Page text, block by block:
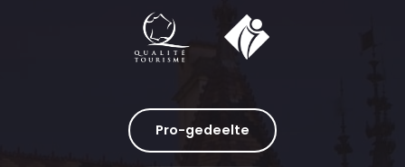
Pro-gedeelte